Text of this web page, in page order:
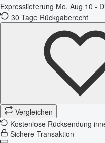
Expresslieferung Mo, Aug 10 -
30 Tage Rückgaberecht
Vergleichen
Kostenlose Rücksendung
Sichere Transaktion